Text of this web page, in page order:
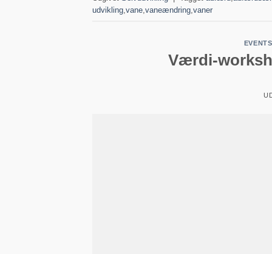
udvikling vane vaneændring vaner
Værdi-